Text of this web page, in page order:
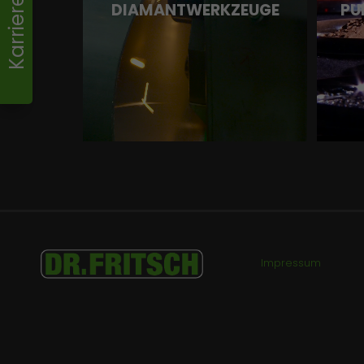
DIAMANTWERKZEUGE
Impressum
Karriere